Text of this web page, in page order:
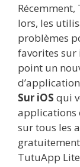
lors, les
problèmes
favorites sur
point un
Sur iOS qui
applications
sur tous les
TutuApp